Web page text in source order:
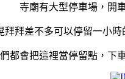
寺廟有大型停車場，開
拜拜差不多可以停留一小
都會把這裡當停留點， 下